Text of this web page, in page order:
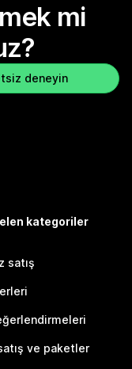
mi
deneyin
kategoriler
satış
ve paketler